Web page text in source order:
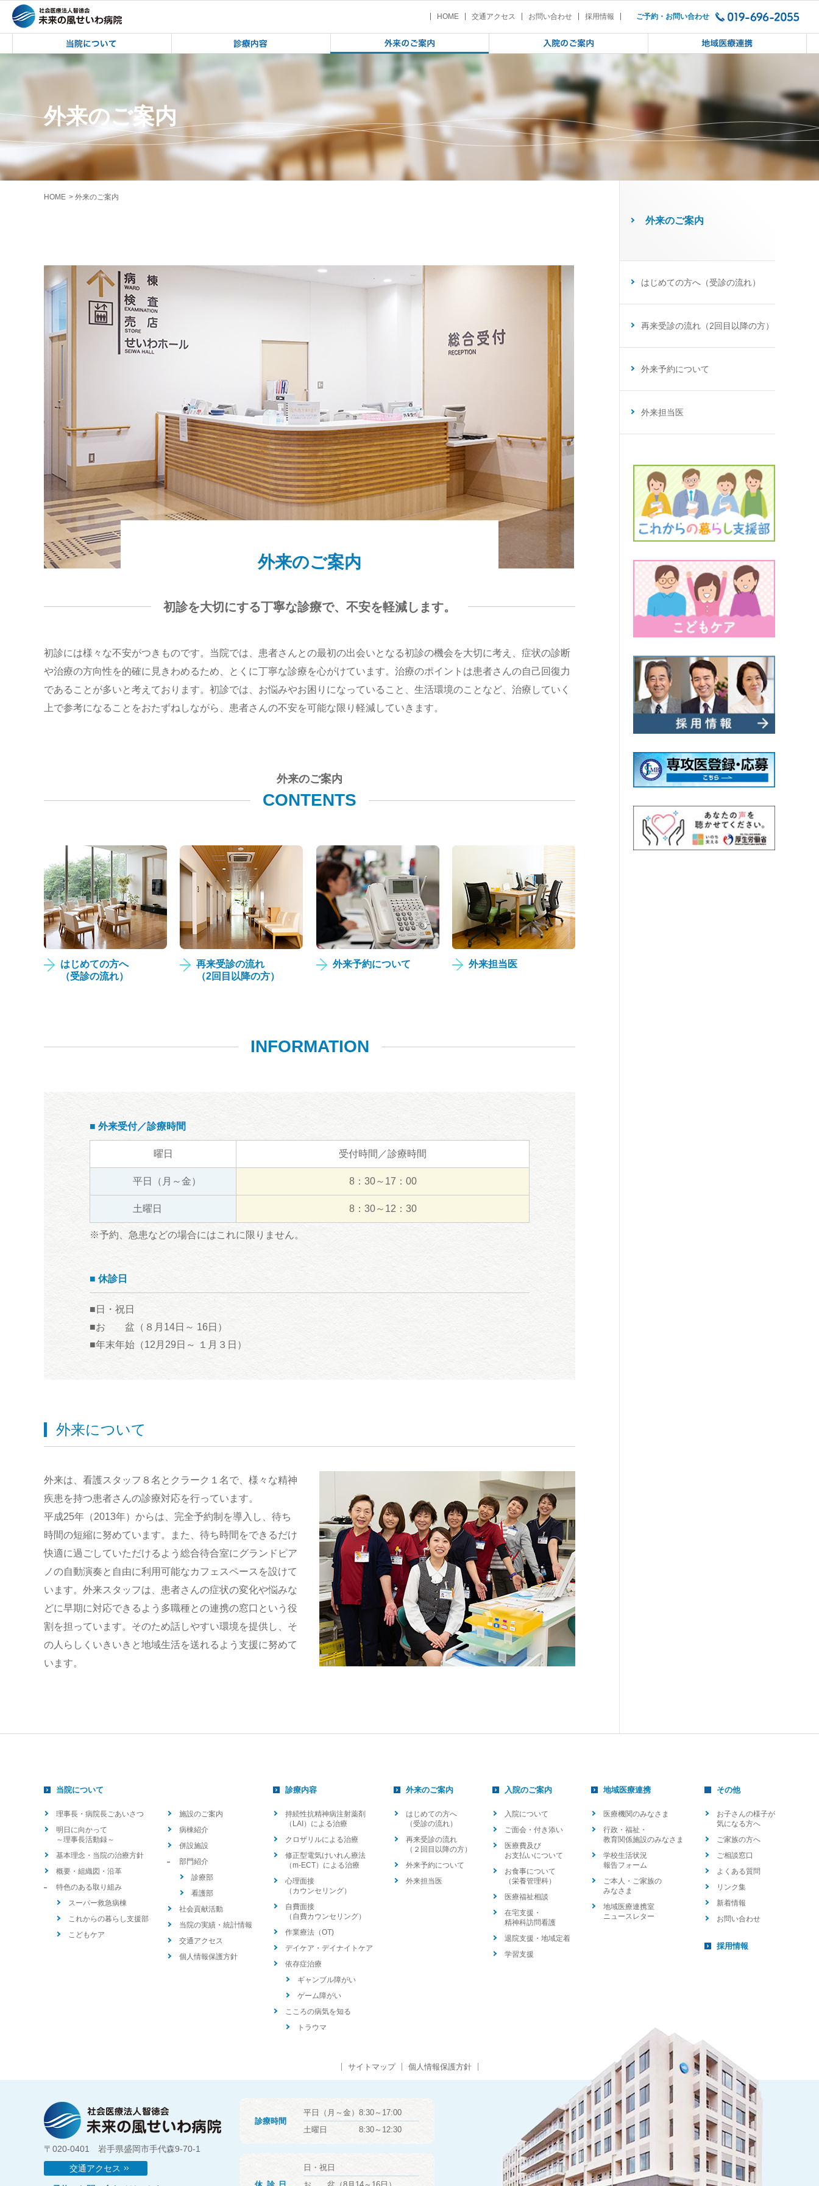
HOME 交通アクセス お問い合わせ 採用情報 ご予約・お問い合わせ
外来のご案内
HOME 外来のご案内
外来のご案内
初診を大切にする丁寧な診療で、 不安を軽減します。
初診には様々な不安がつきものです。当院では、患者さんとの最初の出会いとなる初診の機会を大切に考え、症状の診断
や治療の方向性を的確に見きわめるため、とくに丁寧な診療を心がけています。治療のポイントは患者さんの自己回復力
であることが多いと考えております。初診では、お悩みやお困りになっていること、生活環境のことなど、治療していく
上で参考になることをおたずねしながら、患者さんの不安を可能な限り軽減していきます。
外来のご案内
CONTENTS
はじめての方へ
（受診の流れ）
再来受診の流れ
（2回目以降の方）
外来予約について 外来担当医
INFORMATION
■ 外来受付／診療時間
曜日 受付時間／診療時間
平日（月～金） 8：30～17：00
土曜日 8：30～12：30
※予約、急患などの場合にはこれに限りません。
■ 休診日
■日・祝日
■お 盆（８月14日～ 16日）
■年末年始（12月29日～ １月３日）
外来について
外来は、看護スタッフ８名とクラーク１名で、様々な精神
疾患を持つ患者さんの診療対応を行っています。
平成25年（2013年）からは、完全予約制を導入し、待ち
時間の短縮に努めています。また、待ち時間をできるだけ
快適に過ごしていただけるよう総合待合室にグランドピア
ノの自動演奏と自由に利用可能なカフェスペースを設けて
います。外来スタッフは、患者さんの症状の変化や悩みな
どに早期に対応できるよう多職種との連携の窓口という役
割を担っています。そのため話しやすい環境を提供し、そ
の人らしくいきいきと地域生活を送れるよう支援に努めて
います。
外来のご案内
はじめての方へ（受診の流れ）
再来受診の流れ（2回目以降の方）
外来予約について
外来担当医
当院について
理事長・病院長ごあいさつ
明日に向かって
～理事長活動録～
基本理念・当院の治療方針
概要・組織図・沿革
特色のある取り組み
スーパー救急病棟
これからの暮らし支援部
こどもケア
施設のご案内
病棟紹介
併設施設
部門紹介
診療部
看護部
社会貢献活動
当院の実績・統計情報
交通アクセス
個人情報保護方針
診療内容
持続性抗精神病注射薬剤
（LAI）による治療
クロザリルによる治療
修正型電気けいれん療法
（m-ECT）による治療
心理面接
（カウンセリング）
自費面接
（自費カウンセリング）
作業療法（OT)
デイケア・デイナイトケア
依存症治療
ギャンブル障がい
ゲーム障がい
こころの病気を知る
トラウマ
外来のご案内
はじめての方へ
（受診の流れ）
再来受診の流れ
（２回目以降の方）
外来予約について
外来担当医
入院のご案内
入院について
ご面会・付き添い
医療費及び
お支払いについて
お食事について
（栄養管理科）
医療福祉相談
在宅支援・
精神科訪問看護
退院支援・地域定着
学習支援
地域医療連携
医療機関のみなさま
行政・福祉・
教育関係施設のみなさま
学校生活状況
報告フォーム
ご本人・ご家族の
みなさま
地域医療連携室
ニュースレター
その他
お子さんの様子が
気になる方へ
ご家族の方へ
ご相談窓口
よくある質問
リンク集
新着情報
お問い合わせ
採用情報
サイトマップ 個人情報保護方針
〒020-0401 岩手県盛岡市手代森9-70-1
交通アクセス
診療時間
平日（月～金）8:30～17:00
土曜日 8:30～12:30
日・祝日